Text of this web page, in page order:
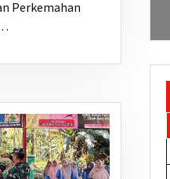
Perkemahan